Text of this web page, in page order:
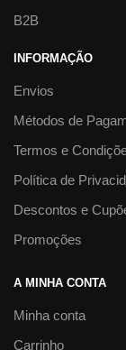
B2B
INFORMAÇÃO
Envios
Métodos de
Termos e
Política de
Descontos e
Promoções
A MINHA CONTA
Minha conta
Carrinho